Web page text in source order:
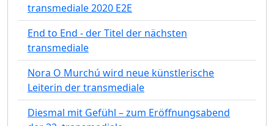
transmediale 2020 E2E
End to End - der Titel der nächsten
transmediale
Nora O Murchú wird neue künstlerische
Leiterin der transmediale
Diesmal mit Gefühl – zum Eröffnungsabend